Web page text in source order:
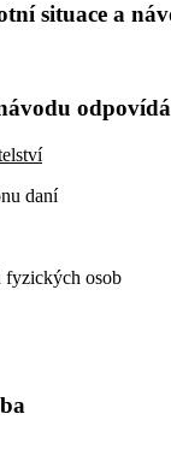
situace a
daní
fyzických osob